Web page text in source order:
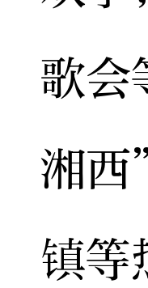
歌会
湘西
镇